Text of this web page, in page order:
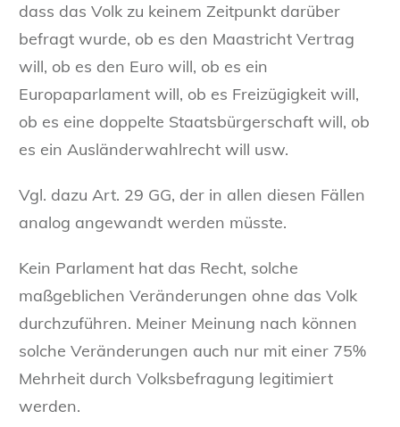
dass das Volk zu keinem Zeitpunkt darüber
befragt wurde, ob es den Maastricht Vertrag
will, ob es den Euro will, ob es ein
Europaparlament will, ob es Freizügigkeit will,
ob es eine doppelte Staatsbürgerschaft will, ob
es ein Ausländerwahlrecht will usw.
Vgl. dazu Art. 29 GG, der in allen diesen Fällen
analog angewandt werden müsste.
Kein Parlament hat das Recht, solche
maßgeblichen Veränderungen ohne das Volk
durchzuführen. Meiner Meinung nach können
solche Veränderungen auch nur mit einer 75%
Mehrheit durch Volksbefragung legitimiert
werden.